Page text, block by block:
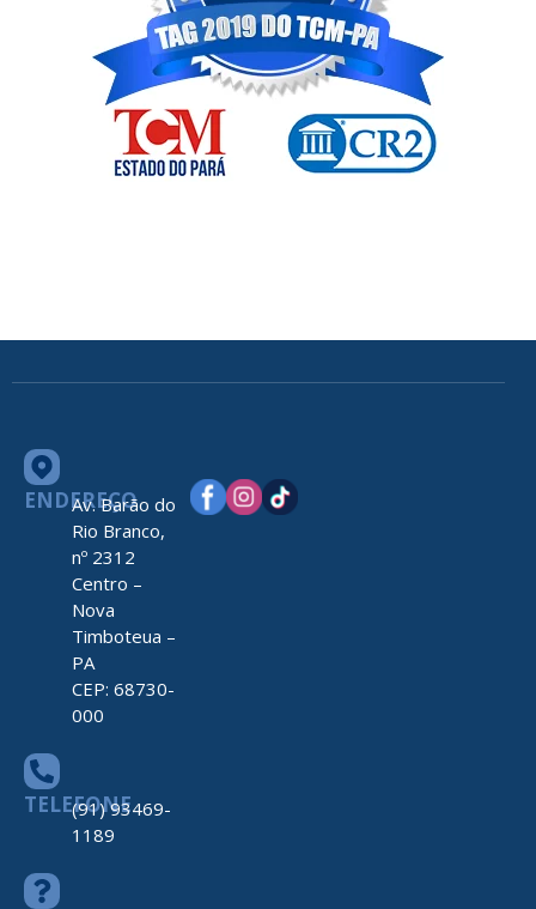
ENDEREÇO
Av. Barão do
Rio Branco,
nº 2312
Centro –
Nova
Timboteua –
PA
CEP: 68730-
000
TELEFONE
(91) 93469-
1189